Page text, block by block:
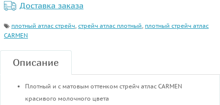
Доставка заказа
плотный атлас стрейч, стрейч атлас плотный, плотный стрейч атлас
CARMEN
Описание
Плотный и с матовым оттенком стрейч атлас CARMEN
красивого молочного цвета